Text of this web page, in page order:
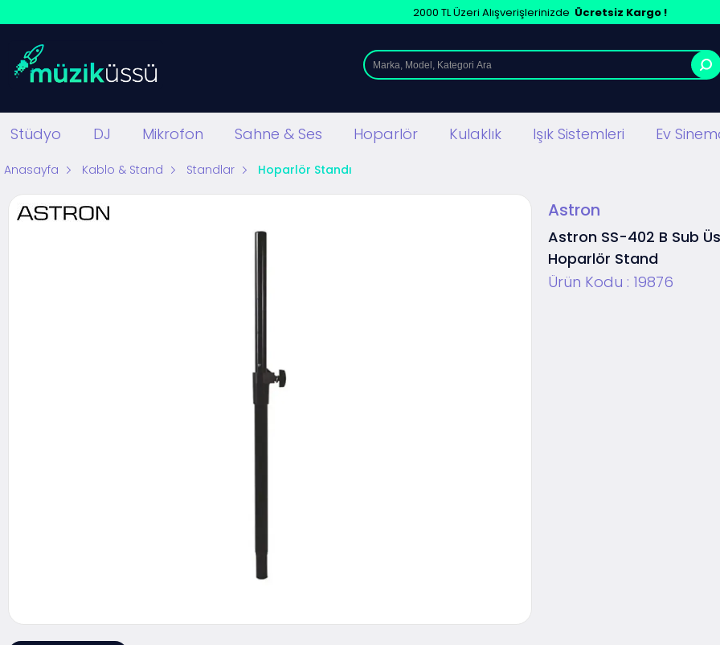
2000 TL Üzeri Alışverişlerinizde Ücretsiz Kargo !
Stüdyo DJ Mikrofon Sahne & Ses Hoparlör Kulaklık Işık Sistemleri Ev
Anasayfa Kablo & Stand Standlar Hoparlör Standı
Astron
Astron SS-402 B Sub
Hoparlör Stand
Ürün Kodu : 19876